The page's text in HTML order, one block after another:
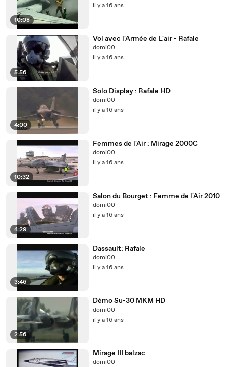
10:08
il y a 16 ans
5:56
Vol avec l'Armée de L'air - Rafale
domi00
il y a 16 ans
4:00
Solo Display : Rafale HD
domi00
il y a 16 ans
10:32
Femmes de l'Air : Mirage 2000C
domi00
il y a 16 ans
4:29
Salon du Bourget : Femme de l'Air 2010
domi00
il y a 16 ans
3:46
Dassault: Rafale
domi00
il y a 16 ans
2:56
Démo Su-30 MKM HD
domi00
il y a 16 ans
Mirage III balzac
domi00